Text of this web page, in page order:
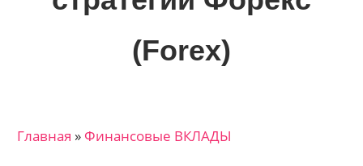
(Forex)
трейдеров
Главная » Финансовые ВКЛАДЫ